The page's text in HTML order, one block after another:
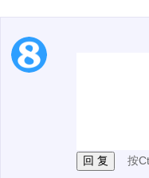
1.电脑端
按